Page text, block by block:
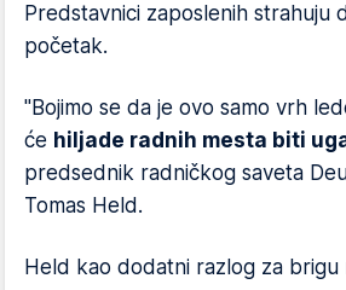
Predstavnici zaposlenih strahuju
početak.
"Bojimo se da je ovo samo vrh
će hiljade radnih mesta biti
predsednik radničkog saveta
Tomas Held.
Held kao dodatni razlog za brigu